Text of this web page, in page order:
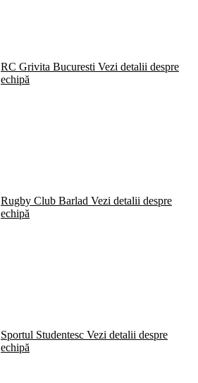
RC Grivita Bucuresti Vezi detalii despre
echipă
Rugby Club Barlad Vezi detalii despre
echipă
Sportul Studentesc Vezi detalii despre
echipă